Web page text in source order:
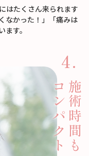
はたくさん来られます
なかった！」「痛みは
す。
施術時間も
コンパクト